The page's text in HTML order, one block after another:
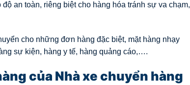
an toàn, riêng biệt cho hàng hóa tránh sự va chạm,
cho những đơn hàng đặc biệt, mặt hàng nhạy
sự kiện, hàng y tế, hàng quảng cáo,….
của Nhà xe chuyển hàng